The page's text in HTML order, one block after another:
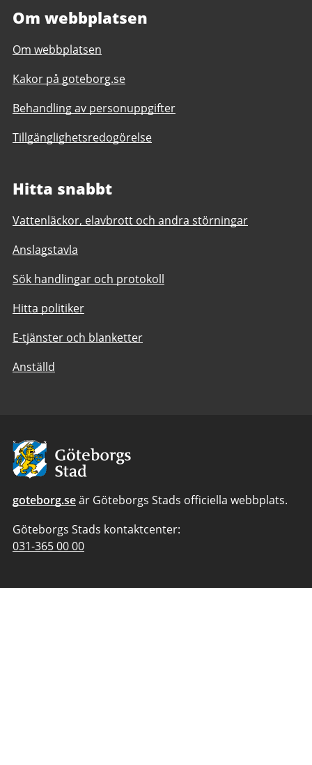
Om webbplatsen
Om webbplatsen
Kakor på goteborg.se
Behandling av personuppgifter
Tillgänglighetsredogörelse
Hitta snabbt
Vattenläckor, elavbrott och andra störningar
Anslagstavla
Sök handlingar och protokoll
Hitta politiker
E-tjänster och blanketter
Anställd
Avsändare:
Göteborgs
Stad
goteborg.seär Göteborgs Stads officiella webbplats.
Göteborgs Stads kontaktcenter:
Telefonnummer
031-365 00 00